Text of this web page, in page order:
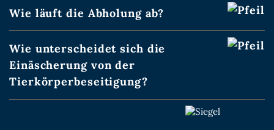
Wie läuft die Abholung ab?
Wie unterscheidet sich die
Einäscherung von der
Tierkörperbeseitigung?